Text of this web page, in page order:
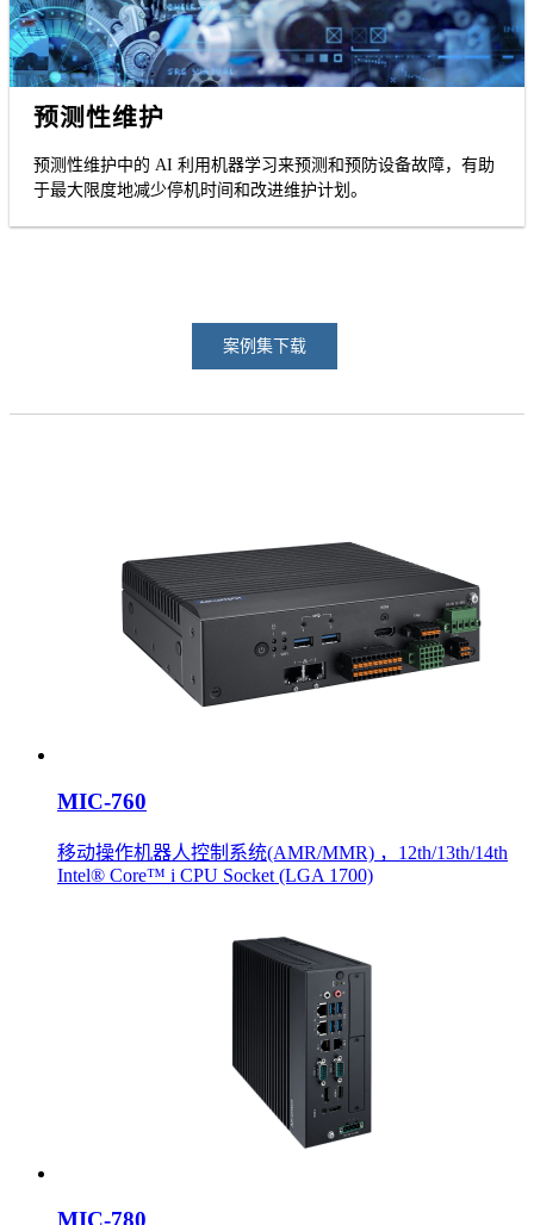
预测性维护
预测性维护中的 AI 利用机器学习来预测和预防设备故障，有助
于最大限度地减少停机时间和改进维护计划。
案例集下载
MIC-760
移动操作机器人控制系统(AMR/MMR) ，12th/13th/14th
Intel® Core™ i CPU Socket (LGA 1700)
MIC-780